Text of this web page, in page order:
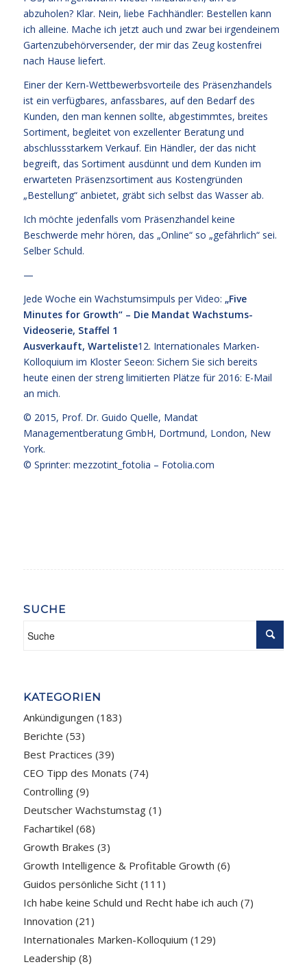
abzuholen? Klar. Nein, liebe Fachhändler: Bestellen kann
ich alleine. Mache ich jetzt auch und zwar bei irgendeinem
Gartenzubehörversender, der mir das Zeug kostenfrei
nach Hause liefert.
Einer der Kern-Wettbewerbsvorteile des Präsenzhandels
ist ein verfügbares, anfassbares, auf den Bedarf des
Kunden, den man kennen sollte, abgestimmtes, breites
Sortiment, begleitet von exzellenter Beratung und
abschlussstarkem Verkauf. Ein Händler, der das nicht
begreift, das Sortiment ausdünnt und dem Kunden im
erwarteten Präsenzsortiment aus Kostengründen
„Bestellung“ anbietet, gräbt sich selbst das Wasser ab.
Ich möchte jedenfalls vom Präsenzhandel keine
Beschwerde mehr hören, das „Online“ so „gefährlich“ sei.
Selber Schuld.
—
Jede Woche ein Wachstumsimpuls per Video: „Five
Minutes for Growth“ – Die Mandat Wachstums-
Videoserie, Staffel 1
Ausverkauft, Warteliste12. Internationales Marken-
Kolloquium im Kloster Seeon: Sichern Sie sich bereits
heute einen der streng limitierten Plätze für 2016: E-Mail
an mich.
© 2015, Prof. Dr. Guido Quelle, Mandat
Managementberatung GmbH, Dortmund, London, New
York.
© Sprinter: mezzotint_fotolia – Fotolia.com
SUCHE
KATEGORIEN
Ankündigungen (183)
Berichte (53)
Best Practices (39)
CEO Tipp des Monats (74)
Controlling(9)
Deutscher Wachstumstag(1)
Fachartikel (68)
Growth Brakes (3)
Growth Intelligence & Profitable Growth (6)
Guidos persönliche Sicht(111)
Ich habe keine Schuld und Recht habe ich auch (7)
Innovation (21)
Internationales Marken-Kolloquium (129)
Leadership (8)